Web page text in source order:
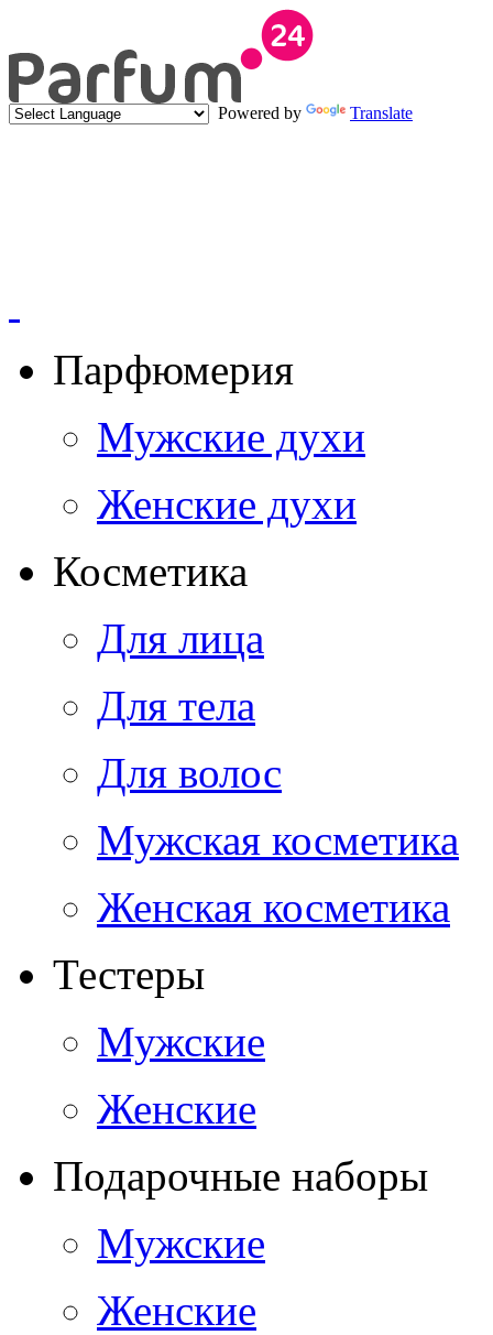
Powered by Translate
Парфюмерия
Мужские духи
Женские духи
Косметика
Для лица
Для тела
Для волос
Мужская косметика
Женская косметика
Тестеры
Мужские
Женские
Подарочные наборы
Мужские
Женские